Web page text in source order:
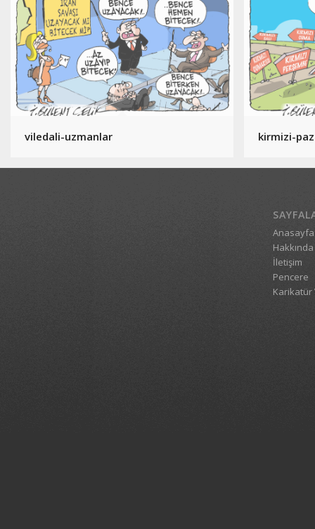
viledali-uzmanlar kirmizi-
Anasayfa
Hakkında
İletişim
Pencere
Karikatür